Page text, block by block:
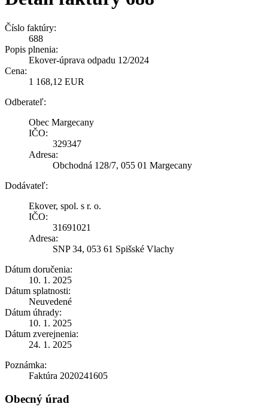
Číslo faktúry:
688
Popis plnenia:
Ekover-úprava odpadu 12/2024
Cena:
1 168,12 EUR
Odberateľ:
Obec Margecany
IČO:
329347
Adresa:
Obchodná 128/7, 055 01 Margecany
Dodávateľ:
Ekover, spol. s r. o.
IČO:
31691021
Adresa:
SNP 34, 053 61 Spišské Vlachy
Dátum doručenia:
10. 1. 2025
Dátum splatnosti:
Neuvedené
Dátum úhrady:
10. 1. 2025
Dátum zverejnenia:
24. 1. 2025
Poznámka:
Faktúra 2020241605
Obecný úrad